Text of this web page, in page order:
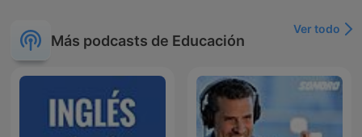
Más podcasts de Educación
Ver todo